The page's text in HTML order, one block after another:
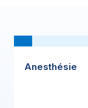
Anesthésie